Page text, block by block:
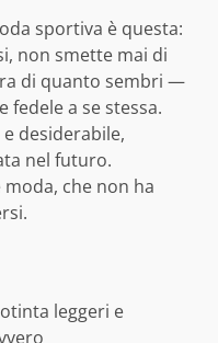
sportiva è questa:
non smette mai di
di quanto sembri —
fedele a se stessa.
desiderabile,
nel futuro.
moda, che non ha
leggeri e